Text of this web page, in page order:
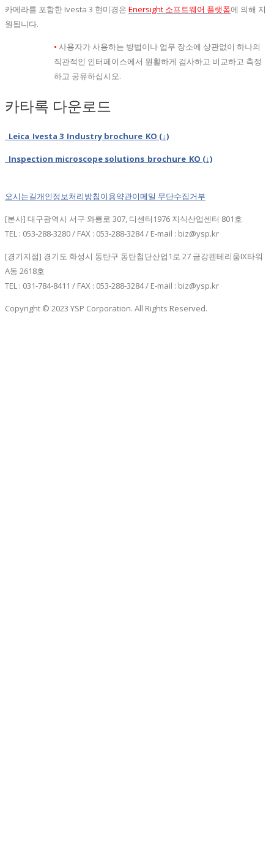
카메라를 포함한 Ivesta 3 현미경은 Enersight 소프트웨어 플랫폼에 의해 지
원됩니다.
• 사용자가 사용하는 방법이나 업무 장소에 상관없이 하나의
직관적인 인터페이스에서 원활하게 검사하고 비교하고 측정
하고 공유하십시오.
카타록 다운로드
Leica_Ivesta 3_Industry brochure_KO (↓)
Inspection microscope solutions_brochure_KO (↓)
오시는길개인정보처리방침이용약관이메일 무단수집거부
[본사] 대구광역시 서구 와룡로 307, 디센터1976 지식산업센터 801호
TEL : 053-288-3280 / FAX : 053-288-3284 / E-mail : biz@ysp.kr
[경기지점] 경기도 화성시 동탄구 동탄첨단산업1로 27 금강펜테리움IX타워
A동 2618호
TEL : 031-784-8411 / FAX : 053-288-3284 / E-mail : biz@ysp.kr
Copyright © 2023 YSP Corporation. All Rights Reserved.